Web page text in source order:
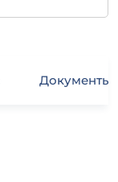
Документы